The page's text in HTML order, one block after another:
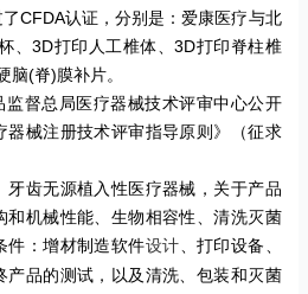
CFDA认证，分别是：爱康医疗与北
、3D打印人工椎体、3D打印脊柱椎
脑(脊)膜补片。
监督总局医疗器械技术评审中心公开
器械注册技术评审指导原则》（征求
牙齿无源植入性医疗器械，关于产品
和机械性能、生物相容性、清洗灭菌
件：增材制造软件设计 、打印设备、
产品的测试，以及清洗、包装和灭菌